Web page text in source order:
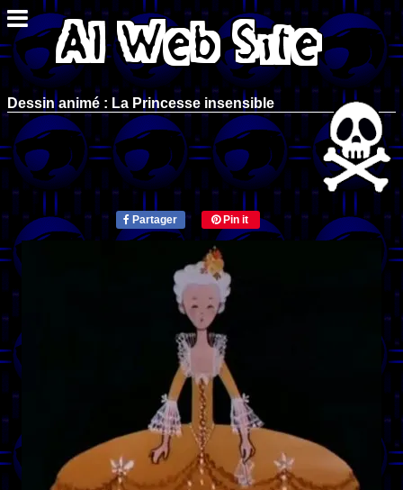
Dessin animé : La Princesse insensible
Partager Pin it